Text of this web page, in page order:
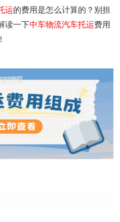
运的费用是怎么计算的？别担
读一下中车物流汽车托运费用